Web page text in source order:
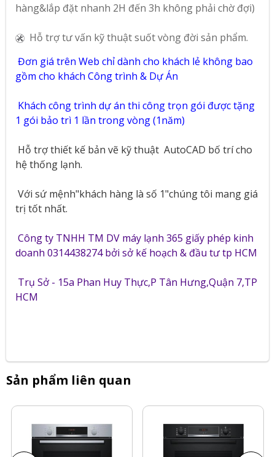
hàng&lắp đặt nhanh 2H đến 3h không phải chờ đợi)
Hỗ trợ tư vấn kỹ thuật suốt vòng đời sản phẩm.
Đơn giá trên Web chỉ dành cho khách lẻ không bao
gồm cho khách Công trình & Dự Án
Khách công trình dự án thi công trọn gói được tặng
1 gói bảo trì 1 lần trong vòng (1năm)
Hỗ trợ thiết kế bản vẽ kỹ thuật AutoCAD bố trí cho
hệ thống lạnh.
Với sứ mệnh"khách hàng là số 1"chúng tôi mang giá
trị tốt nhất.
Công ty TNHH TM DV máy lạnh 365 giấy phép kinh
doanh 0314438274 bởi sở kế hoạch & đầu tư tp HCM
Trụ Sở - 15a Phan Huy Thực,P Tân Hưng,Quận 7,TP
HCM
Sản phẩm liên quan